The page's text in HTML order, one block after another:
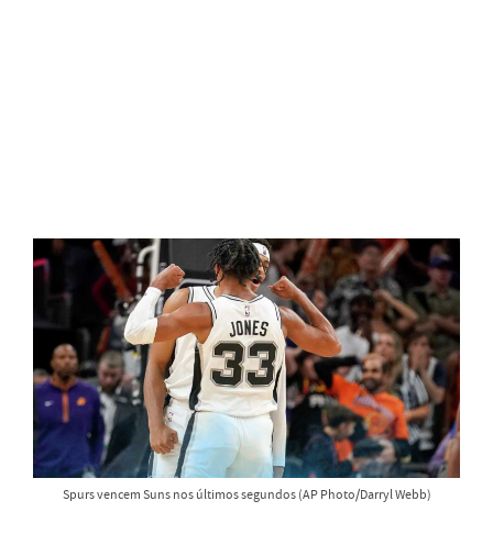
Spurs vencem Suns nos últimos segundos (AP Photo/Darryl Webb)